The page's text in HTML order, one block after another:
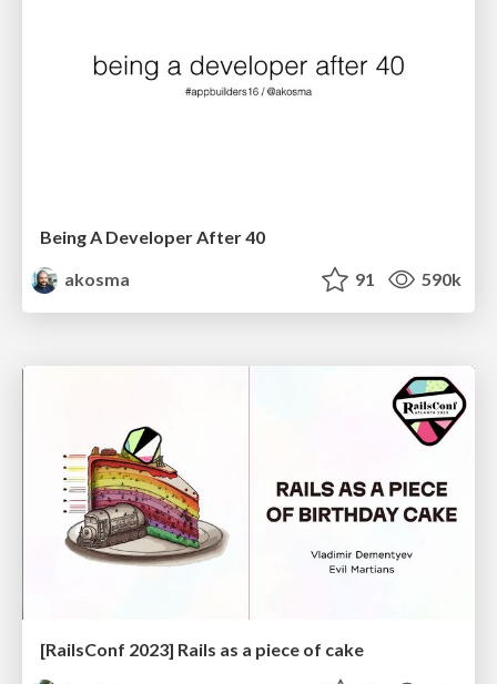
Being A Developer After 40
akosma
91 590k
[RailsConf 2023] Rails as a piece of cake